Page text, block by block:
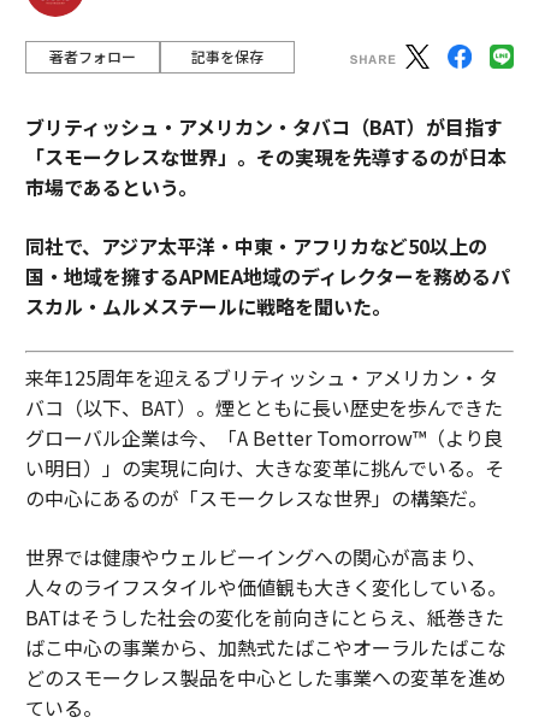
著者フォロー 記事を保存
ブリティッシュ・アメリカン・タバコ（BAT）が目指す
「スモークレスな世界」。その実現を先導するのが日本
市場であるという。
同社で、アジア太平洋・中東・アフリカなど50以上の
国・地域を擁するAPMEA地域のディレクターを務めるパ
スカル・ムルメステールに戦略を聞いた。
来年125周年を迎えるブリティッシュ・アメリカン・タ
バコ（以下、BAT）。煙とともに長い歴史を歩んできた
グローバル企業は今、「A Better Tomorrow™（より良
い明日）」の実現に向け、大きな変革に挑んでいる。そ
の中心にあるのが「スモークレスな世界」の構築だ。
世界では健康やウェルビーイングへの関心が高まり、
人々のライフスタイルや価値観も大きく変化している。
BATはそうした社会の変化を前向きにとらえ、紙巻きた
ばこ中心の事業から、加熱式たばこやオーラルたばこな
どのスモークレス製品を中心とした事業への変革を進め
ている。